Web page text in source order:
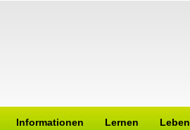
Informationen Lernen Leben